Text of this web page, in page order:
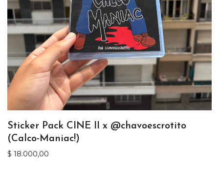
Sticker Pack CINE II x @chavoescrotito
(Calco-Maniac!)
$ 18.000,00